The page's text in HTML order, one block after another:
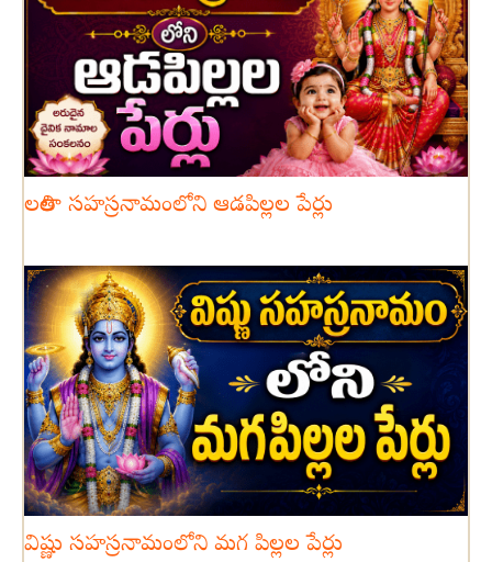
లలితా సహస్రనామంలోని ఆడపిల్లల పేర్లు
విష్ణు సహస్రనామంలోని మగ పిల్లల పేర్లు